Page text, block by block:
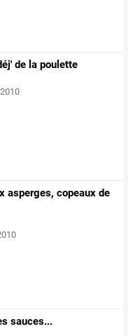
de la poulette
asperges, copeaux de
sauces...